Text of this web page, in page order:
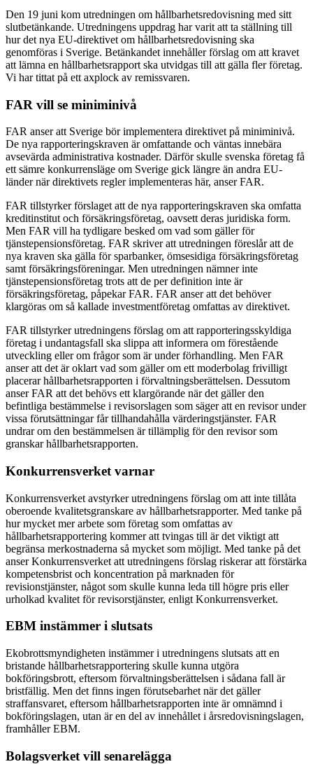
Den 19 juni kom utredningen om hållbarhetsredovisning med sitt
slutbetänkande. Utredningens uppdrag har varit att ta ställning till
hur det nya EU-direktivet om hållbarhetsredovisning ska
genomföras i Sverige. Betänkandet innehåller förslag om att kravet
att lämna en hållbarhetsrapport ska utvidgas till att gälla fler företag.
Vi har tittat på ett axplock av remissvaren.
FAR vill se miniminivå
FAR anser att Sverige bör implementera direktivet på miniminivå.
De nya rapporteringskraven är omfattande och väntas innebära
avsevärda administrativa kostnader. Därför skulle svenska företag få
ett sämre konkurrensläge om Sverige gick längre än andra EU-
länder när direktivets regler implementeras här, anser FAR.
FAR tillstyrker förslaget att de nya rapporteringskraven ska omfatta
kreditinstitut och försäkringsföretag, oavsett deras juridiska form.
Men FAR vill ha tydligare besked om vad som gäller för
tjänstepensionsföretag. FAR skriver att utredningen föreslår att de
nya kraven ska gälla för sparbanker, ömsesidiga försäkringsföretag
samt försäkringsföreningar. Men utredningen nämner inte
tjänstepensionsföretag trots att de per definition inte är
försäkringsföretag, påpekar FAR. FAR anser att det behöver
klargöras om så kallade investmentföretag omfattas av direktivet.
FAR tillstyrker utredningens förslag om att rapporteringsskyldiga
företag i undantagsfall ska slippa att informera om förestående
utveckling eller om frågor som är under förhandling. Men FAR
anser att det är oklart vad som gäller om ett moderbolag frivilligt
placerar hållbarhetsrapporten i förvaltningsberättelsen. Dessutom
anser FAR att det behövs ett klargörande när det gäller den
befintliga bestämmelse i revisorslagen som säger att en revisor under
vissa förutsättningar får tillhandahålla värderingstjänster. FAR
undrar om den bestämmelsen är tillämplig för den revisor som
granskar hållbarhetsrapporten.
Konkurrensverket varnar
Konkurrensverket avstyrker utredningens förslag om att inte tillåta
oberoende kvalitetsgranskare av hållbarhetsrapporter. Med tanke på
hur mycket mer arbete som företag som omfattas av
hållbarhetsrapportering kommer att tvingas till är det viktigt att
begränsa merkostnaderna så mycket som möjligt. Med tanke på det
anser Konkurrensverket att utredningens förslag riskerar att förstärka
kompetensbrist och koncentration på marknaden för
revisionstjänster, något som skulle kunna leda till högre pris eller
urholkad kvalitet för revisorstjänster, enligt Konkurrensverket.
EBM instämmer i slutsats
Ekobrottsmyndigheten instämmer i utredningens slutsats att en
bristande hållbarhetsrapportering skulle kunna utgöra
bokföringsbrott, eftersom förvaltningsberättelsen i sådana fall är
bristfällig. Men det finns ingen förutsebarhet när det gäller
straffansvaret, eftersom hållbarhetsrapporten inte är omnämnd i
bokföringslagen, utan är en del av innehållet i årsredovisningslagen,
framhåller EBM.
Bolagsverket vill senarelägga